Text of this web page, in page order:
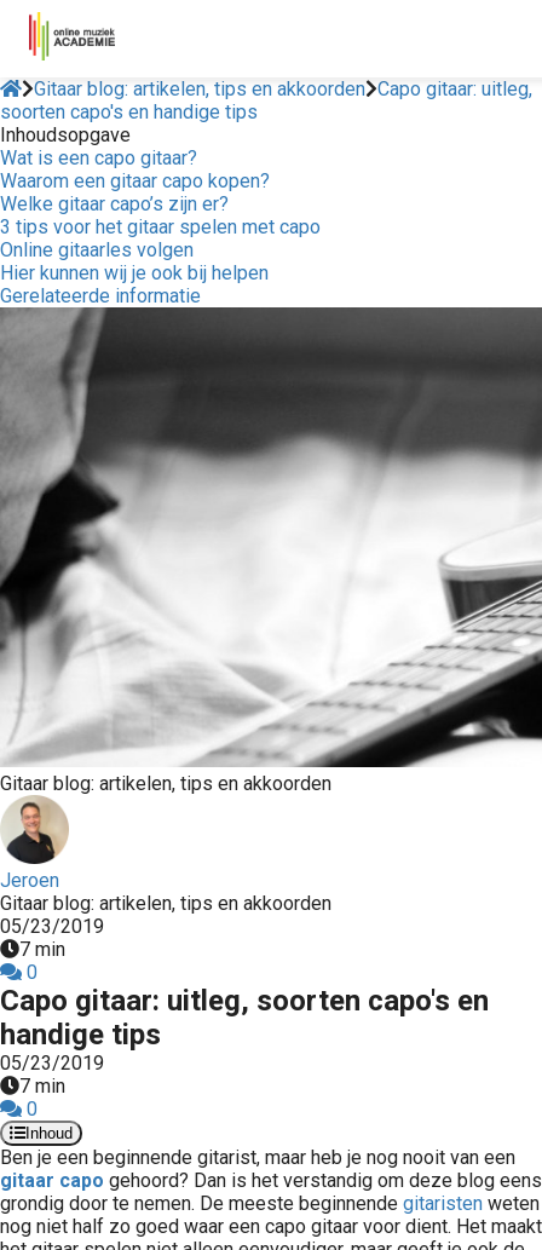
Gitaar blog: artikelen, tips en akkoorden Capo gitaar: uitleg,
soorten capo's en handige tips
Inhoudsopgave
Wat is een capo gitaar?
Waarom een gitaar capo kopen?
Welke gitaar capo’s zijn er?
3 tips voor het gitaar spelen met capo
Online gitaarles volgen
Hier kunnen wij je ook bij helpen
Gerelateerde informatie
Gitaar blog: artikelen, tips en akkoorden
Jeroen
Gitaar blog: artikelen, tips en akkoorden
05/23/2019
7 min
0
Capo gitaar: uitleg, soorten capo's en
handige tips
05/23/2019
7 min
0
Inhoud
Ben je een beginnende gitarist, maar heb je nog nooit van een
gitaar capo gehoord? Dan is het verstandig om deze blog eens
grondig door te nemen. De meeste beginnende gitaristen weten
nog niet half zo goed waar een capo gitaar voor dient. Het maakt